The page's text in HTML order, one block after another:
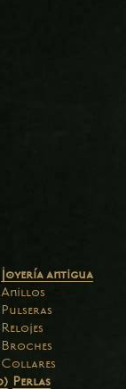
Joyería antigua
Anillos
Pulseras
Relojes
Broches
Collares
Perlas